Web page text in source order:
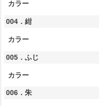
カラー
004．紺
カラー
005．ふじ
カラー
006．朱